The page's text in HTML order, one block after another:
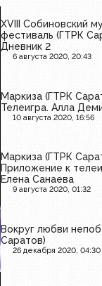
XVIII Собиновский
фестиваль (ГТРК
Дневник 2
6 августа 2020, 20:43
Маркиза (ГТРК
Телеигра. Алла
10 августа 2020, 16:56
Маркиза (ГТРК
Приложение к
Елена Санаева
9 августа 2020, 01:32
Вокруг любви
Саратов)
26 декабря 2020, 04:30